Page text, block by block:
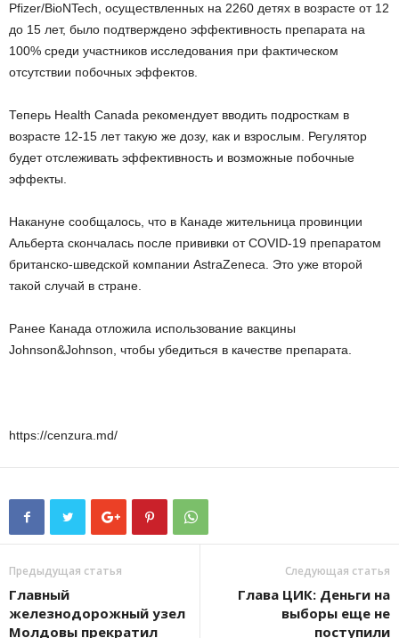
Pfizer/BioNTech, осуществленных на 2260 детях в возрасте от 12
до 15 лет, было подтверждено эффективность препарата на
100% среди участников исследования при фактическом
отсутствии побочных эффектов.
Теперь Health Canada рекомендует вводить подросткам в
возрасте 12-15 лет такую же дозу, как и взрослым. Регулятор
будет отслеживать эффективность и возможные побочные
эффекты.
Накануне сообщалось, что в Канаде жительница провинции
Альберта скончалась после прививки от COVID-19 препаратом
британско-шведской компании AstraZeneca. Это уже второй
такой случай в стране.
Ранее Канада отложила использование вакцины
Johnson&Johnson, чтобы убедиться в качестве препарата.
https://cenzura.md/
Предыдущая статья
Главный
железнодорожный узел
Молдовы прекратил
Следующая статья
Глава ЦИК: Деньги на
выборы еще не
поступили